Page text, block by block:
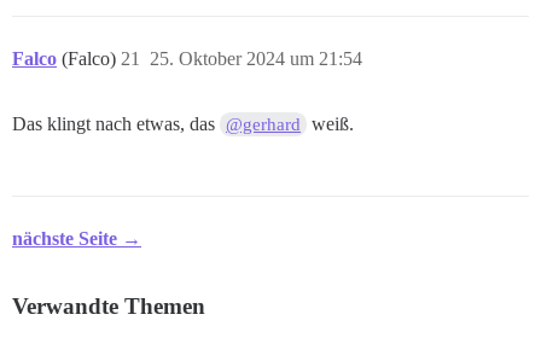
Falco (Falco) 25. Oktober 2024 um 21:54
21
Das klingt nach etwas, das @gerhard weiß.
nächste Seite →
Verwandte Themen